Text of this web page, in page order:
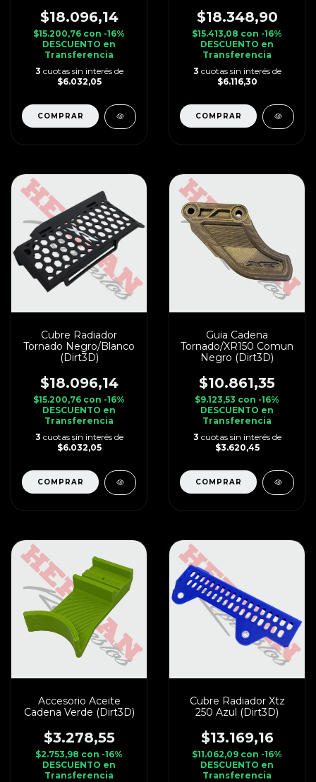
$18.096,14
$15.200,76 con -16%
DESCUENTO en
Transferencia
3 cuotas sin interés de
$6.032,05
$18.348,90
$15.413,08 con -16%
DESCUENTO en
Transferencia
3 cuotas sin interés de
$6.116,30
Cubre Radiador
Tornado Negro/Blanco
(Dirt3D)
$18.096,14
$15.200,76 con -16%
DESCUENTO en
Transferencia
3 cuotas sin interés de
$6.032,05
Guia Cadena
Tornado/XR150 Comun
Negro (Dirt3D)
$10.861,35
$9.123,53 con -16%
DESCUENTO en
Transferencia
3 cuotas sin interés de
$3.620,45
Accesorio Aceite
Cadena Verde (Dirt3D)
$3.278,55
$2.753,98 con -16%
DESCUENTO en
Transferencia
Cubre Radiador Xtz
250 Azul (Dirt3D)
$13.169,16
$11.062,09 con -16%
DESCUENTO en
Transferencia